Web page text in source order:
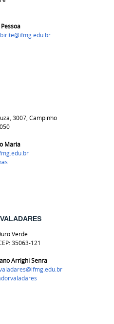
3007, Campinho
Maria
Verde
35063-121
Arrighi Senra